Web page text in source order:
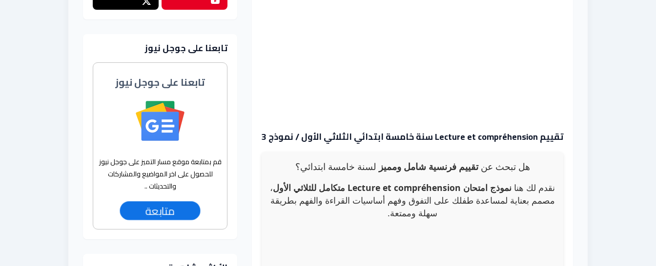
تقييم Lecture et compréhension سنة خامسة ابتدائي الثلاثي الأول / نموذج 3
هل تبحث عنتقييم فرنسية شامل ومميز لسنة خامسة ابتدائي؟
نقدم لك هنا نموذج امتحان Lecture et compréhension متكامل للثلاثي الأول
،
مصمم بعناية لمساعدة طفلك على التفوق وفهم أساسيات القراءة والفهم بطريقة
سهلة وممتعة.
تابعنا على جوجل نيوز
تابعنا على جوجل نيوز
قم بمتابعة موقع مسار التميز على جوجل نيوز
للحصول على اخر المواضيع والمشاركات
والتحديثات ..
متابعة